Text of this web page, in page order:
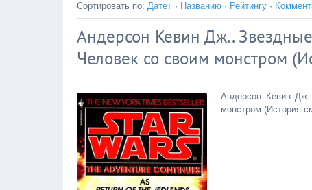
Сортировать по: Дате · Названию · Рейтингу ·
Андерсон Кевин Дж..
Человек со своим монстром
Андерсон Кевин
монстром (История